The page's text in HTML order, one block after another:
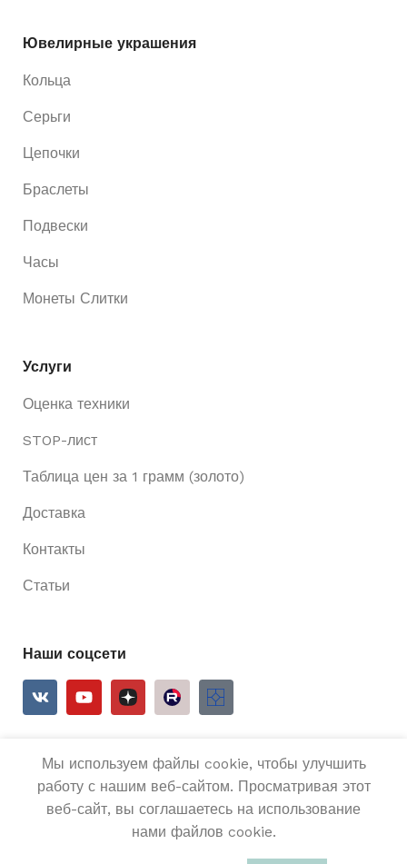
Ювелирные украшения
Кольца
Серьги
Цепочки
Браслеты
Подвески
Часы
Монеты Слитки
Услуги
Оценка техники
STOP-лист
Таблица цен за 1 грамм (золото)
Доставка
Контакты
Статьи
Наши соцсети
Ривьера 24 Все права защищены.
Мы используем файлы cookie, чтобы улучшить
работу с нашим веб-сайтом. Просматривая этот
веб-сайт, вы соглашаетесь на использование
нами файлов cookie.
Золотая
подвеска